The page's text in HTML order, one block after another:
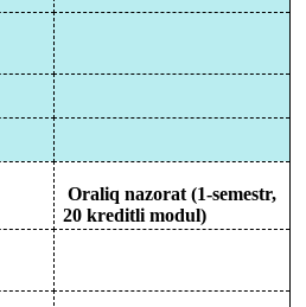
Oraliq nazorat(1-semestr,
20kreditli modul)